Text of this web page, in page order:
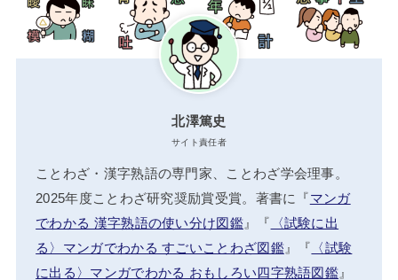
北澤篤史
サイト責任者
ことわざ・漢字熟語の専門家、ことわざ学会理事。
2025年度ことわざ研究奨励賞受賞。著書に『マンガ
でわかる 漢字熟語の使い分け図鑑』『 〈試験に出
る〉マンガでわかる すごいことわざ図鑑』『 〈試験
に出る〉マンガでわかる おもしろい四字熟語図鑑 』